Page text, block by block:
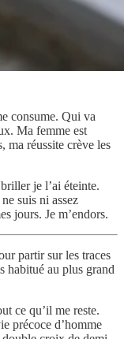
consume. Qui va
Ma femme est
ma réussite crève les
je l’ai éteinte.
suis ni assez
jours. Je m’endors.
partir sur les traces
habitué au plus grand
ce qu’il me reste.
précoce d’homme